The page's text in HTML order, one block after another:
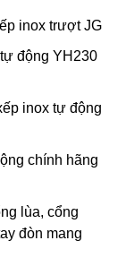
inox trượt JG
động YH230
inox tự động
chính hãng
lùa, cổng
đòn mang